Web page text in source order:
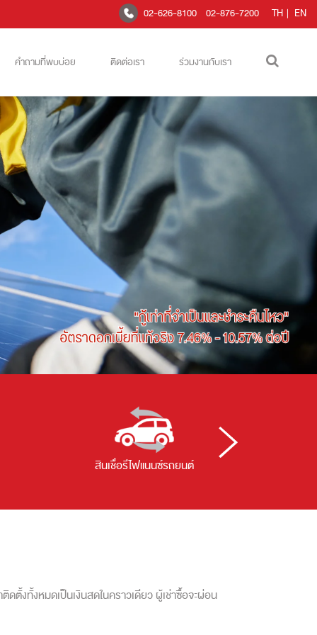
02-626-8100 02-876-7200 TH | EN
คำถามที่พบบ่อย ติดต่อเรา ร่วมงานกับเรา
สินเชื่อรีไฟแนนซ์รถยนต์
ตั้งทั้งหมดเป็นเงินสดในคราวเดียว ผู้เช่าซื้อจะผ่อน